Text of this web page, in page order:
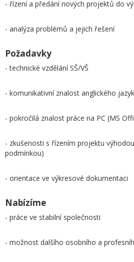
- řízení a předání nových projektů do
- analýza problémů a jejich řešení
Požadavky
- technické vzdělání SŠ/VŠ
- komunikativní znalost anglického
- pokročilá znalost práce na PC (MS
- zkušenosti s řízením projektu
podmínkou)
- orientace ve výkresové dokumentaci
Nabízíme
- práce ve stabilní společnosti
- možnost dalšího osobního a